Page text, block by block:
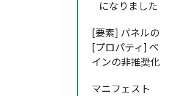
になりました
[要素] パネルの
[プロパティ] ペ
インの非推奨化
マニフェスト